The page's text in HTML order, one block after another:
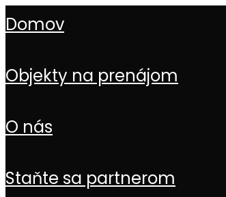
domov
objekty na prenájom
o nás
staňte sa partnerom